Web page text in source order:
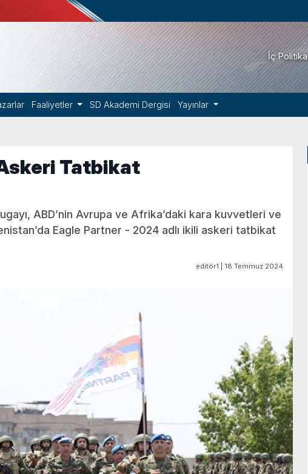
İç Politika
Faaliyetler SD Akademi Dergisi Yayınlar
Tatbikat
ABD’nin Avrupa ve Afrika’daki kara kuvvetleri ve
Eagle Partner - 2024 adlı ikili askeri tatbikat
editör1 | 18 Temmuz 2024